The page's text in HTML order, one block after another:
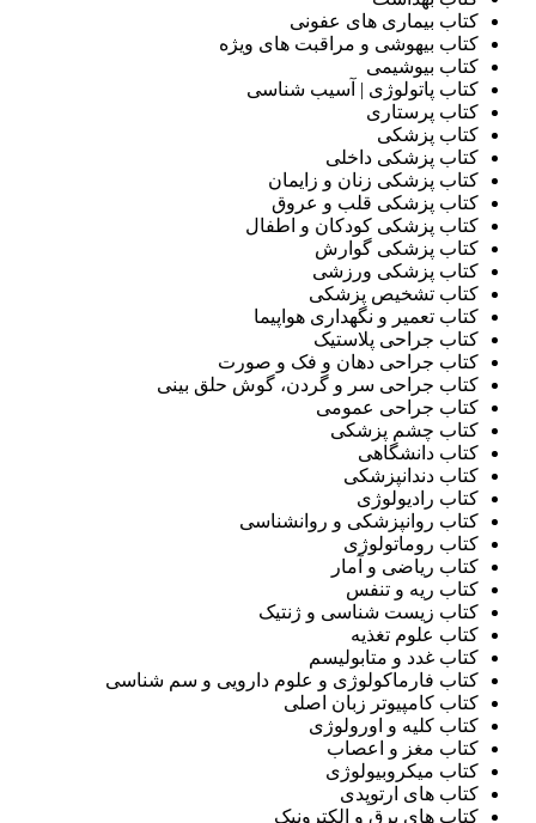
کتاب بیماری های عفونی
کتاب بیهوشی و مراقبت های ویژه
کتاب بیوشیمی
کتاب پاتولوژی | آسیب شناسی
کتاب پرستاری
کتاب پزشکی
کتاب پزشکی داخلی
کتاب پزشکی زنان و زایمان
کتاب پزشکی قلب و عروق
کتاب پزشکی کودکان و اطفال
کتاب پزشکی گوارش
کتاب پزشکی ورزشی
کتاب تشخیص پزشکی
کتاب تعمیر و نگهداری هواپیما
کتاب جراحی پلاستیک
کتاب جراحی دهان و فک و صورت
کتاب جراحی سر و گردن، گوش حلق بینی
کتاب جراحی عمومی
کتاب چشم پزشکی
کتاب دانشگاهی
کتاب دندانپزشکی
کتاب رادیولوژی
کتاب روانپزشکی و روانشناسی
کتاب روماتولوژی
کتاب ریاضی و آمار
کتاب ریه و تنفس
کتاب زیست شناسی و ژنتيک
کتاب علوم تغذيه
کتاب غدد و متابولیسم
کتاب فارماکولوژی و علوم دارویی و سم شناسی
کتاب کامپیوتر زبان اصلی
کتاب کلیه و اورولوژی
کتاب مغز و اعصاب
کتاب میکروبیولوژی
کتاب های ارتوپدی
کتاب های برق و الکترونیک